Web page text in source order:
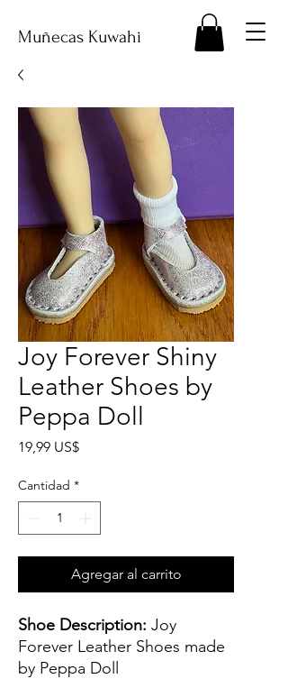
Muñecas Kuwahi
Joy Forever Shiny
Leather Shoes by
Peppa Doll
19,99 US$Precio
Cantidad *
Agregar al carrito
Shoe Description: Joy
Forever Leather Shoes made
by Peppa Doll